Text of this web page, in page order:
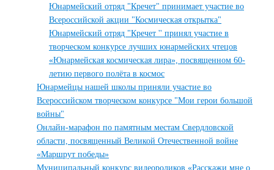
Юнармейский отряд "Кречет" принимает участие во
Всероссийской акции "Космическая открытка"
Юнармейский отряд "Кречет '' принял участие в
творческом конкурсе лучших юнармейских чтецов
«Юнармейская космическая лира», посвященном 60-
летию первого полёта в космос
Юнармейцы нашей школы приняли участие во
Всероссийском творческом конкурсе "Мои герои большой
войны"
Онлайн-марафон по памятным местам Свердловской
области, посвященный Великой Отечественной войне
«Маршрут победы»
Муниципальный конкурс видеороликов «Расскажи мне о